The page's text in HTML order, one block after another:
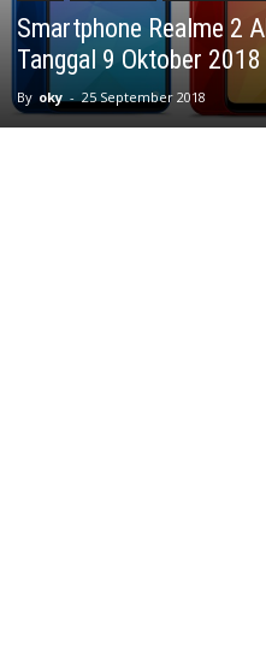
Smartphone Realme 2
Tanggal 9 Oktober 2018
By oky - 25 September 2018